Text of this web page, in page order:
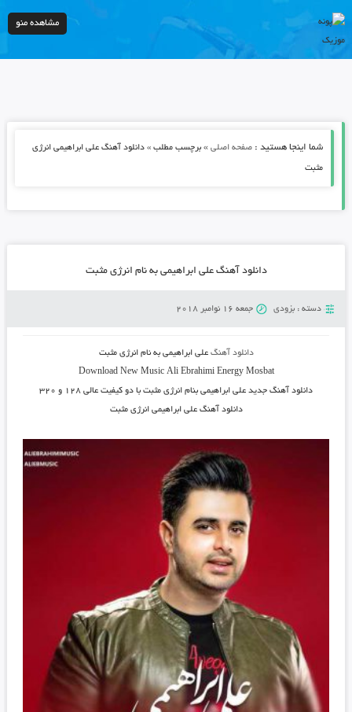
مشاهده منو
شما اینجا هستید : صفحه اصلی» برچسب مطلب » دانلود آهنگ علی ابراهیمی انرژی
مثبت
دانلود آهنگ علی ابراهیمی به نام انرژی مثبت
دسته : بزودی جمعه 16 نوامبر 2018
دانلود آهنگ علی ابراهیمی به نام انرژی مثبت
Download New Music Ali Ebrahimi Energy Mosbat
دانلود آهنگ جدید علی ابراهیمی بنام انرژی مثبت با دو کیفیت عالی ۱۲۸ و ۳۲۰
دانلود آهنگ علی ابراهیمی انرژی مثبت